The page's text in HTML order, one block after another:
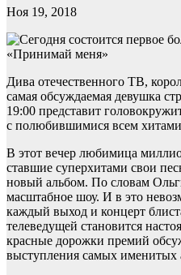
Ноя 19, 2018
Дива отечественного ТВ,
самая обсуждаемая девушка
19:00 представит
с полюбившимися всем
В этот вечер любимица
ставшие суперхитами свои
новый альбом. По словам
масштабное шоу. И в это
каждый выход и концерт
телеведущей становится
красные дорожки премий
выступления самых именитых